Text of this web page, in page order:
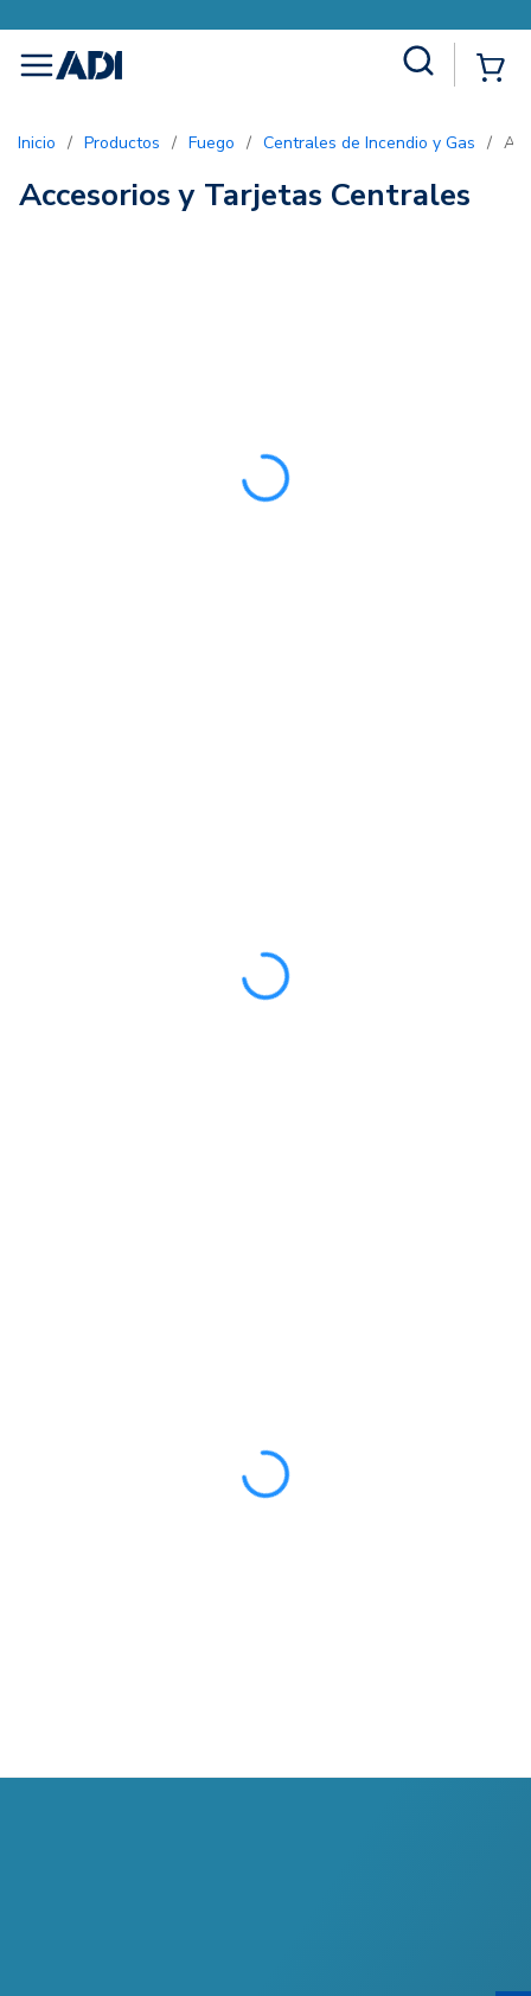
menu
Inicio / Productos / Fuego / Centrales de Incendio y Gas /
Accesorios y Tarjetas Centrales